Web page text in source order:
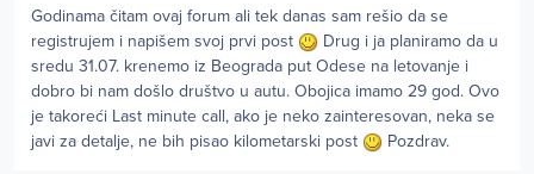
Godinama čitam ovaj forum ali tek danas sam rešio da se
registrujem i napišem svoj prvi post
Drug i ja planiramo da u
sredu 31.07. krenemo iz Beograda put Odese na letovanje i
dobro bi nam došlo društvo u autu. Obojica imamo 29 god. Ovo
je takoreći Last minute call, ako je neko zainteresovan, neka se
javi za detalje, ne bih pisao kilometarski post
Pozdrav.